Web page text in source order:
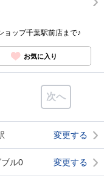
ョップ千葉駅前店まで♪
お気に入り
次へ
変更する
ル0 変更する